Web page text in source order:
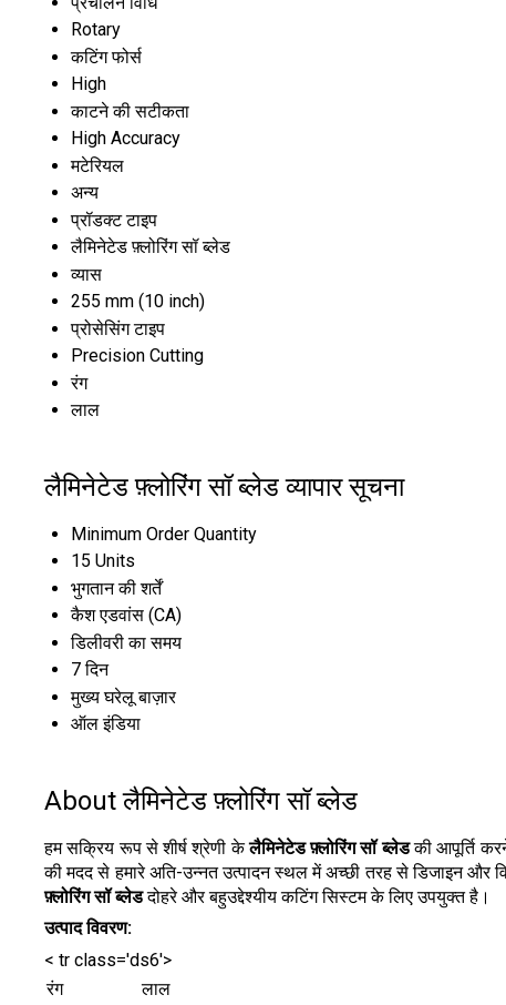
Rotary
कटिंग फोर्स
High
काटने की सटीकता
High Accuracy
मटेरियल
अन्य
प्रॉडक्ट टाइप
लैमिनेटेड फ़्लोरिंग सॉ ब्लेड
व्यास
255 mm (10 inch)
प्रोसेसिंग टाइप
Precision Cutting
रंग
लाल
लैमिनेटेड फ़्लोरिंग सॉ ब्लेड व्यापार सूचना
Minimum Order Quantity
15 Units
भुगतान की शर्तें
कैश एडवांस (CA)
डिलीवरी का समय
7 दिन
मुख्य घरेलू बाज़ार
ऑल इंडिया
About लैमिनेटेड फ़्लोरिंग सॉ ब्लेड
हम सक्रिय रूप से शीर्ष श्रेणी केलैमिनेटेड फ़्लोरिंग सॉ ब्लेडकी आपूर्ति
की मदद से हमारे अति-उन्नत उत्पादन स्थल में अच्छी तरह से डिजाइन और
फ़्लोरिंग सॉ ब्लेडदोहरे और बहुउद्देश्यीय कटिंग सिस्टम के लिए उपयुक्त है।
उत्पाद विवरण:
< tr class='ds6'>
रंग
लाल